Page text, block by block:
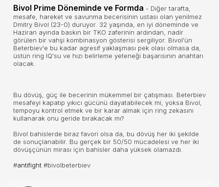
Bivol Prime Döneminde ve Formda - Diğer tarafta,
mesafe, hareket ve savunma becerisinin ustası olan yenilmez
Dmitry Bivol (23-0) duruyor. 32 yaşında, en iyi döneminde ve
Haziran ayında baskın bir TKO zaferinin ardından, nadir
görülen bir vahşi kombinasyon gösterisi sergiliyor. Bivol'ün
Beterbiev'e bu kadar agresif yaklaşması pek olası olmasa da,
üstün ring IQ'su ve hızı belirleme yeteneği başarısının anahtarı
olacak.
Bu dövüş, güç ile becerinin mükemmel bir çatışması. Beterbiev
mesafeyi kapatıp yıkıcı gücünü dayatabilecek mi, yoksa Bivol,
tempoyu kontrol etmek ve bir karar almak için ring zekasını
kullanarak onu geride bırakacak mı?
Bivol bahislerde biraz favori olsa da, bu dövüş her iki şekilde
de sonuçlanabilir. Bu gerçek bir 50/50 mücadelesi ve her iki
dövüşçünün mirası için bahisler daha yüksek olamazdı.
#antifight #bivolbeterbiev